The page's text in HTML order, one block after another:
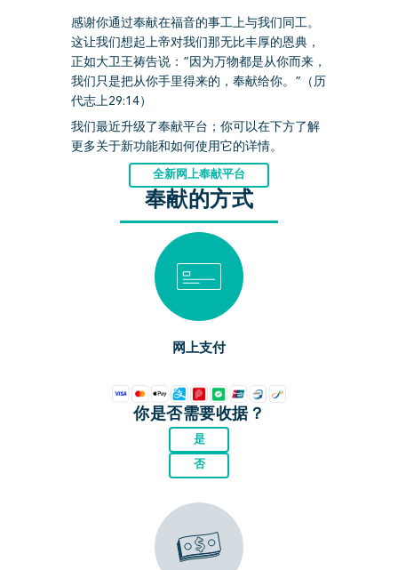
感谢你通过奉献在福音的事工上与我们同工。
这让我们想起上帝对我们那无比丰厚的恩典，
正如大卫王祷告说：”因为万物都是从你而来，
我们只是把从你手里得来的，奉献给你。”（历
代志上29:14）
我们最近升级了奉献平台；你可以在下方了解
更多关于新功能和如何使用它的详情。
全新网上奉献平台
奉献的方式
网上支付
你是否需要收据？
是
否